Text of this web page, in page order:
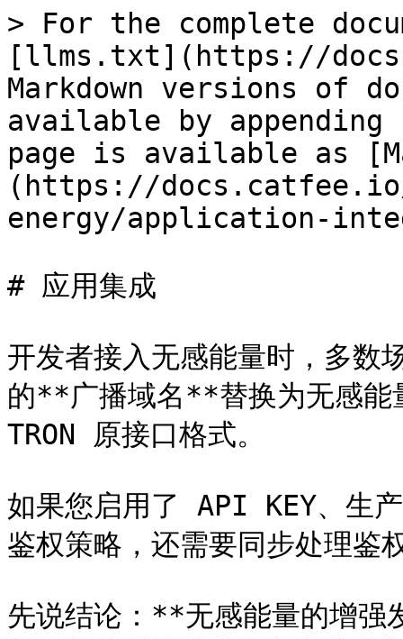
> For the complete
[llms.txt](https://
Markdown versions of
available by
page is available as
(https://
energy/application-
# 应用集成
开发者接入无感能量时，多数
的**广播域名**替换为无感能
TRON 原接口格式。
如果您启用了 API KEY、生
鉴权策略，还需要同步处理鉴
先说结论：**无感能量的增